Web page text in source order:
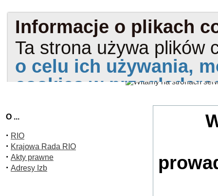
O ...
· RIO
· Krajowa Rada RIO
· Akty prawne
· Adresy Izb